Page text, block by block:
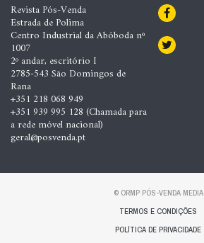
Revista Pós-Venda
Estrada de Polima
Centro Industrial da Abóboda nº
1007
2º andar, escritório I
2785-543 São Domingos de
Rana
+351 218 068 949
+351 939 995 128 (Chamada para
a rede móvel nacional)
geral@posvenda.pt
© ORMP PÓS-VENDA MEDIA
TERMOS E CONDIÇÕES
POLÍTICA DE PRIVACIDADE